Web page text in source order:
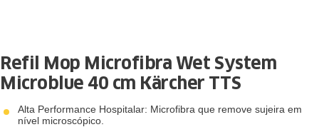
Refil Mop Microfibra Wet System
Microblue 40 cm Kärcher TTS
Alta Performance Hospitalar: Microfibra que remove sujeira em
nível microscópico.